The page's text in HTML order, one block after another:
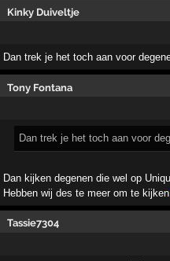
Kinky Duiveltje
Dan trek je het toch aan voor
Tony Fontana
Dan trek je het toch aan voor
Dan kijken degenen die wel op
Hebben wij des te meer om te kijken
Tassie7304